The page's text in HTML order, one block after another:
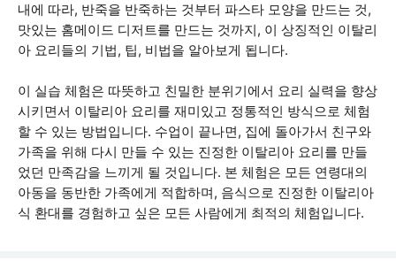
내에 따라, 반죽을 반죽하는 것부터 파스타 모양을 만드는 것,
맛있는 홈메이드 디저트를 만드는 것까지, 이 상징적인 이탈리
아 요리들의 기법, 팁, 비법을 알아보게 됩니다.
이 실습 체험은 따뜻하고 친밀한 분위기에서 요리 실력을 향상
시키면서 이탈리아 요리를 재미있고 정통적인 방식으로 체험
할 수 있는 방법입니다. 수업이 끝나면, 집에 돌아가서 친구와
가족을 위해 다시 만들 수 있는 진정한 이탈리아 요리를 만들
었던 만족감을 느끼게 될 것입니다. 본 체험은 모든 연령대의
아동을 동반한 가족에게 적합하며, 음식으로 진정한 이탈리아
식 환대를 경험하고 싶은 모든 사람에게 최적의 체험입니다.